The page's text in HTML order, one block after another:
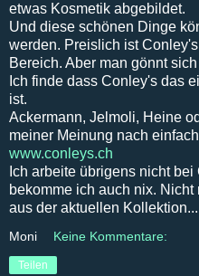
etwas Kosmetik abgebildet.
Und diese schönen Dinge
werden. Preislich ist
Bereich. Aber man gönnt
Ich finde dass Conley's das
ist.
Ackermann, Jelmoli, Heine
meiner Meinung nach
www.conleys.ch
Ich arbeite übrigens nicht
bekomme ich auch nix.
aus der aktuellen Kollektion...
Moni Keine Kommentare:
Teilen